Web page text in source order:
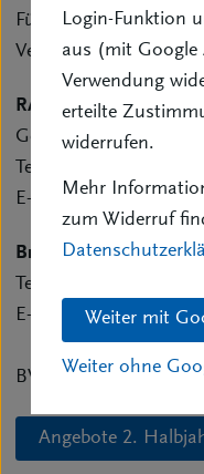
Login-Funktion
aus (mit Google
Verwendung
erteilte
widerrufen.
Mehr
zum Widerruf
Weiter mit
Weiter ohne
Für Fragen und
Verfügung:
RA Hubertus Münster
Geschäftsführer
Telefon: 0228/22805-13
E-Mail:
Brigitte Lähn
Telefon: 0228/22805-11
E-Mail:
BVK, Kekuléstraße 12,
Angebote 2.